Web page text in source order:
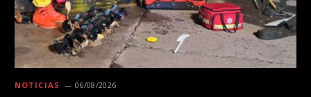
NOTICIAS 06/08/2026